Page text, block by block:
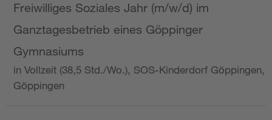
Freiwilliges Soziales Jahr (m/w/d) im
Ganztagesbetrieb eines Göppinger
Gymnasiums
in Vollzeit (38,5 Std./Wo.), SOS-Kinderdorf Göppingen,
Göppingen